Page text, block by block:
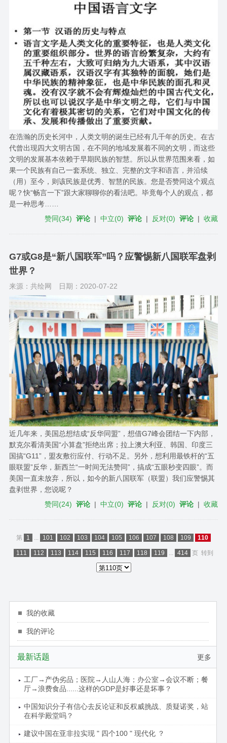
在浩瀚的历史长河中，人类文明的诞生已经有几千年的历史。在古
代曾出现四大文明古国，在不同的地域发展着不同的文明，而这些
文明的发展基本依赖于早期民族的智慧。所以从世界范围来看，如
果一个民族有自己一套系统、独立、完整的文字和语言，并沿续
（用）至今，则该民族是优秀、智慧的民族。您是否赞同这个观点
呢？快“畅言一下”跟大家聊聊你的看法吧。毕竟每个人的观点，都
是一种思考……
赞同(34) 评论 |中立(0) 评论 | 反对(0) 评论 |收藏
G7或G8是“新八国联军”吗？应警惕新八国联军盘剥
世界？
来源：共绘网 日期：2020-07-22
近几年来，美国总想结成“反华同盟”，想借G7峰会团结一下内部，
默克尔看清美国“小算盘”拒绝出席；拉上澳大利亚、韩国、印度三
国搞“G11”，盟友敷衍应付、行动不足。另外，想利用最铁杆的“五
眼联盟”反华，新西兰“一时间无法赞同”，搞成“五眼秒变四眼”。而
美国一直未放弃，所以，如今的新八国联军（联盟）我们应警惕其
盘剥世界，您说呢？
赞同(24) 评论 |中立(0) 评论 | 反对(0) 评论 |收藏
第 1 101 102 103 104 105 106 107 108 109 110
111 112 113 114 115 116 117 118 119 414 页 转到
我的收藏
我的评论
更多
最新话题
工厂→产伪劣品；医院→人山人海；办公室→会议不断；餐
厅→浪费食品......这样的GDP是好事还是坏事？
中国知识分子有信心去反论证和反权威挑战、质疑诺奖，站
在科学殿堂吗？
建议中国在亚非拉实现 " 四个100 " 现代化 ？